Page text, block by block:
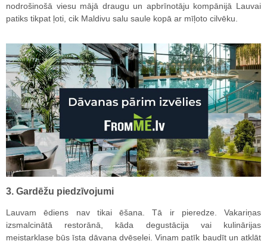
nodrošinošā viesu mājā draugu un apbrīnotāju kompānijā Lauvai
patiks tikpat ļoti, cik Maldivu salu saule kopā ar mīļoto cilvēku.
3. Gardēžu piedzīvojumi
Lauvam ēdiens nav tikai ēšana. Tā ir pieredze. Vakariņas
izsmalcinātā restorānā, kāda degustācija vai kulinārijas
meistarklase būs īsta dāvana dvēselei. Viņam patīk baudīt un atklāt